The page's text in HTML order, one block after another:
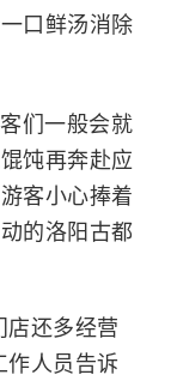
口鲜汤消除
们一般会就
饨再奔赴应
客小心捧着
的洛阳古都
店还多经营
作人员告诉